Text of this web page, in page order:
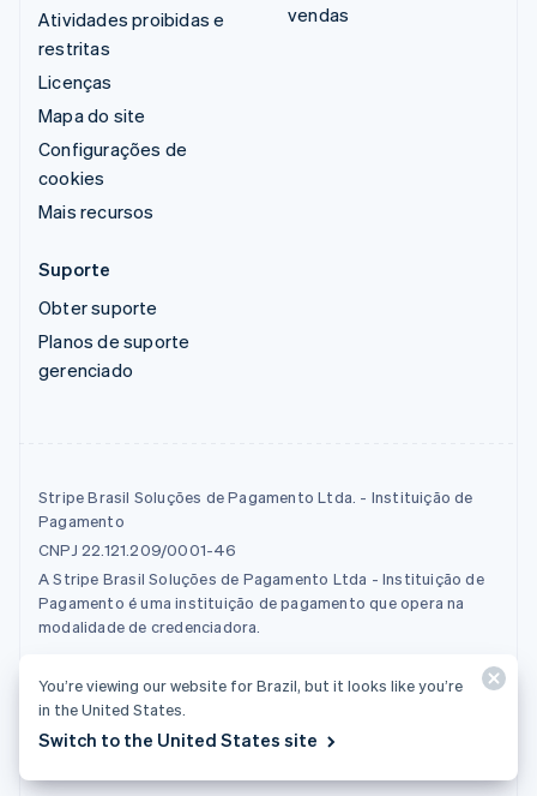
Atividades proibidas e
restritas
Licenças
Mapa do site
Configurações de
cookies
Mais recursos
vendas
Suporte
Obter suporte
Planos de suporte
gerenciado
Stripe Brasil Soluções de Pagamento Ltda. - Instituição de
Pagamento
CNPJ 22.121.209/0001-46
A Stripe Brasil Soluções de Pagamento Ltda - Instituição de
Pagamento é uma instituição de pagamento que opera na
modalidade de credenciadora.
© 2026 Stripe, LLC
You’re viewing our website for Brazil, but it looks like you’re
in the United States.
Switch to the United States site